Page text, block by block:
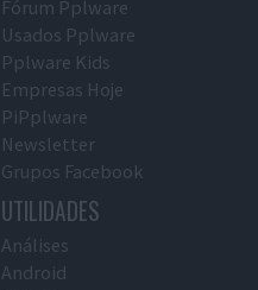
Fórum Pplware
Usados Pplware
Pplware Kids
Empresas Hoje
PiPplware
Newsletter
Grupos Facebook
UTILIDADES
Análises
Android